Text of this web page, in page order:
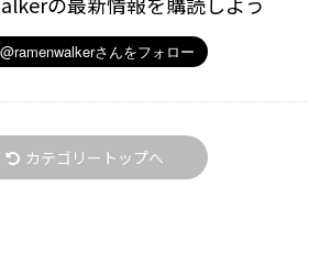
カテゴリートップへ